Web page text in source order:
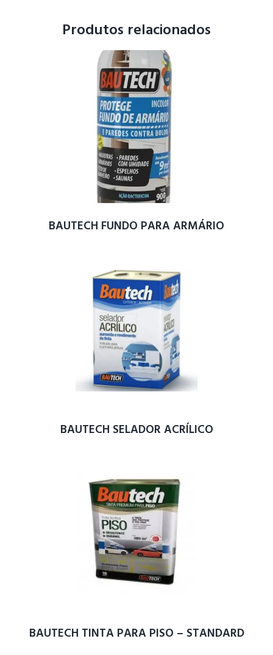
Produtos relacionados
BAUTECH FUNDO PARA ARMÁRIO
BAUTECH SELADOR ACRÍLICO
BAUTECH TINTA PARA PISO – STANDARD